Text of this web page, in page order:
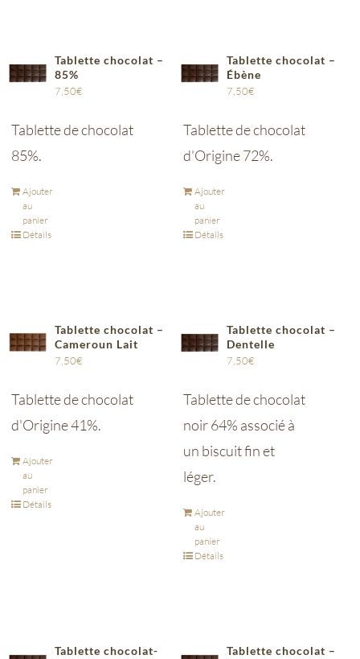
Tablette chocolat –
85%
7,50€
Tablette de chocolat
85%.
Ajouter
au
panier
Détails
Tablette chocolat –
Ébène
7,50€
Tablette de chocolat
d'Origine 72%.
Ajouter
au
panier
Détails
Tablette chocolat –
Cameroun Lait
7,50€
Tablette de chocolat
d'Origine 41%.
Ajouter
au
panier
Détails
Tablette chocolat –
Dentelle
7,50€
Tablette de chocolat
noir 64% associé à
un biscuit fin et
léger.
Ajouter
au
panier
Détails
Tablette chocolat-
Tablette chocolat –